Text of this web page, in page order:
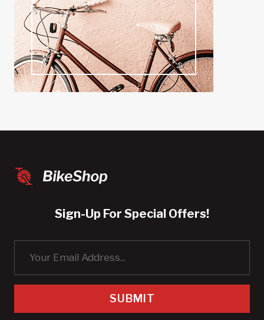
Sign-Up For Special Offers!
SUBMIT